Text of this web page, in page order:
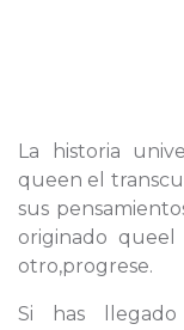
La historia
queen el
sus
originado
otro,progrese.
Si has